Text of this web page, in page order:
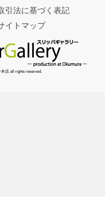
引法に基づく表記
イトマップ
店 all rights reserved.